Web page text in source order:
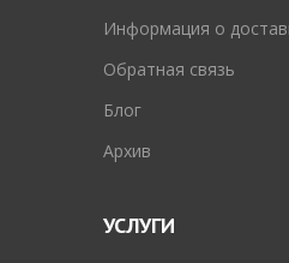
Информация о
Обратная связь
Блог
Архив
УСЛУГИ